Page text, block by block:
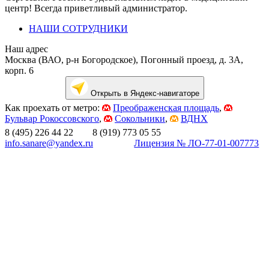
центр! Всегда приветливый администратор.
НАШИ СОТРУДНИКИ
Наш адрес
Москва (ВАО, р-н Богородское), Погонный проезд, д. 3А,
корп. 6
Открыть в Яндекс-навигаторе
Как проехать от метро: Преображенская площадь,
Бульвар Рокоссовского, Сокольники,
ВДНХ
8 (495) 226 44 22 8 (919) 773 05 55
info.sanare@yandex.ru
Лицензия № ЛО-77-01-007773